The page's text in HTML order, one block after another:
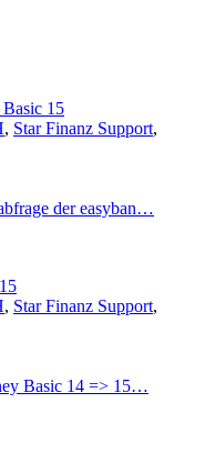
15
, Star Finanz Support,
der easyban…
, Star Finanz Support,
Basic 14 => 15…